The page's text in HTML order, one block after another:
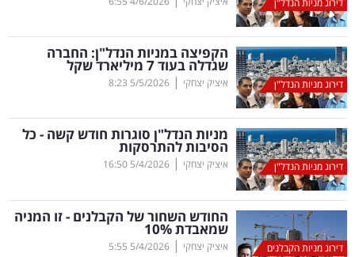
דעות
רכילות
עסקית
קריפטו
ויראלי
טלוויזיה
עסקי
דירוג מניות הנדל"ן
דירוג מניות הנדל"ן
הקפיצה במניות הנדל"ן: החברה
שגדלה בעוד 7 מיליארד שקל
איציק יצחקי |
5/5/2026
8:23
דירוג מניות הנדל"ן
מניות הנדל"ן סוגרות חודש קשה - כל
הסיבות להתרסקות
איציק יצחקי |
5/4/2026
16:50
דירוג מניות הקבלנים
החודש השחור של הקבלנים - זו המניה
שמאבדת 10%
איציק יצחקי |
5/4/2026
5:55